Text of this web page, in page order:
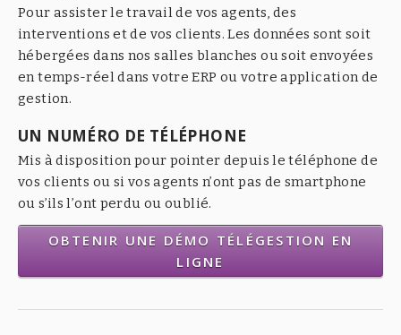
Pour assister le travail de vos agents, des
interventions et de vos clients. Les données sont soit
hébergées dans nos salles blanches ou soit envoyées
en temps-réel dans votre ERP ou votre application de
gestion.
UN NUMÉRO DE TÉLÉPHONE
Mis à disposition pour pointer depuis le téléphone de
vos clients ou si vos agents n’ont pas de smartphone
ou s’ils l’ont perdu ou oublié.
OBTENIR UNE DÉMO TÉLÉGESTION EN
LIGNE